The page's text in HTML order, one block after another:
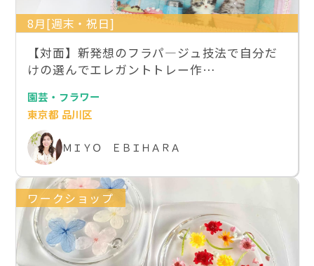
8月[週末・祝日]
【対面】新発想のフラパ―ジュ技法で自分だ
けの選んでエレガントトレー作…
園芸・フラワー
東京都 品川区
ＭＩＹＯ ＥＢＩＨＡＲＡ
ワークショップ